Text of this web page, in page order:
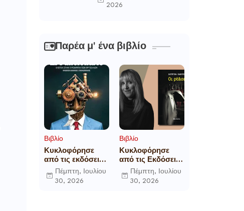
2026
Παρέα μ' ένα βιβλίο
Βιβλίο
Κυκλοφόρησε
από τις εκδόσεις
Gema το
μυθιστόρημα του
Πέμπτη, Ιουλίου
30, 2026
Βιβλίο
Κυκλοφόρησε
από τις Εκδόσεις
Επίμετρο το
αστυνομικό
Πέμπτη, Ιουλίου
30, 2026